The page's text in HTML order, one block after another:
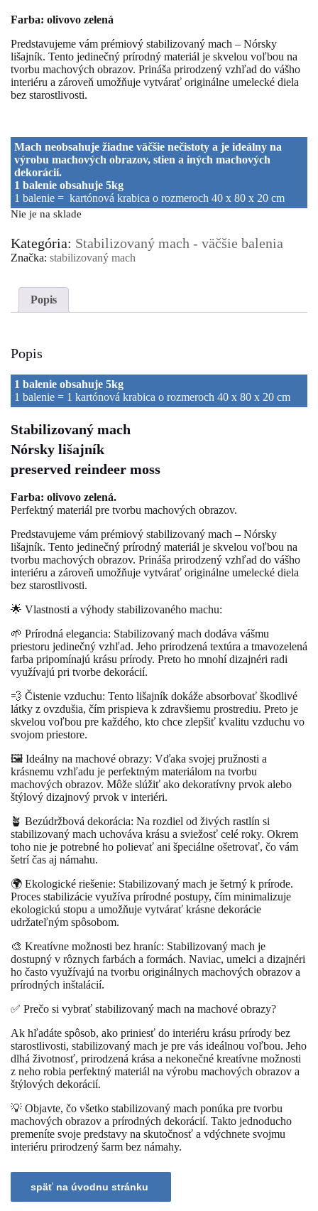
Farba: olivovo zelená
Predstavujeme vám prémiový stabilizovaný mach – Nórsky
lišajník. Tento jedinečný prírodný materiál je skvelou voľbou na
tvorbu machových obrazov. Prináša prirodzený vzhľad do vášho
interiéru a zároveň umožňuje vytvárať originálne umelecké diela
bez starostlivosti.
Mach neobsahuje žiadne väčšie nečistoty a je ideálny na
výrobu machových obrazov, stien a iných machových
dekorácií.
1 balenie obsahuje 5kg
1 balenie = kartónová krabica o rozmeroch 40 x 80 x 20 cm
Nie je na sklade
Kategória: Stabilizovaný mach - väčšie balenia
Značka: stabilizovaný mach
Popis
Popis
1 balenie obsahuje 5kg
1 balenie = 1 kartónová krabica o rozmeroch 40 x 80 x 20 cm
Stabilizovaný mach
Nórsky lišajník
preserved reindeer moss
Farba: olivovo zelená.
Perfektný materiál pre tvorbu machových obrazov.
Predstavujeme vám prémiový stabilizovaný mach – Nórsky
lišajník. Tento jedinečný prírodný materiál je skvelou voľbou na
tvorbu machových obrazov. Prináša prirodzený vzhľad do vášho
interiéru a zároveň umožňuje vytvárať originálne umelecké diela
bez starostlivosti.
🌟 Vlastnosti a výhody stabilizovaného machu:
🌱 Prírodná elegancia: Stabilizovaný mach dodáva vášmu
priestoru jedinečný vzhľad. Jeho prirodzená textúra a tmavozelená
farba pripomínajú krásu prírody. Preto ho mnohí dizajnéri radi
využívajú pri tvorbe dekorácií.
💨 Čistenie vzduchu: Tento lišajník dokáže absorbovať škodlivé
látky z ovzdušia, čím prispieva k zdravšiemu prostrediu. Preto je
skvelou voľbou pre každého, kto chce zlepšiť kvalitu vzduchu vo
svojom priestore.
🖼️ Ideálny na machové obrazy: Vďaka svojej pružnosti a
krásnemu vzhľadu je perfektným materiálom na tvorbu
machových obrazov. Môže slúžiť ako dekoratívny prvok alebo
štýlový dizajnový prvok v interiéri.
🪴 Bezúdržbová dekorácia: Na rozdiel od živých rastlín si
stabilizovaný mach uchováva krásu a sviežosť celé roky. Okrem
toho nie je potrebné ho polievať ani špeciálne ošetrovať, čo vám
šetrí čas aj námahu.
🌍 Ekologické riešenie: Stabilizovaný mach je šetrný k prírode.
Proces stabilizácie využíva prírodné postupy, čím minimalizuje
ekologickú stopu a umožňuje vytvárať krásne dekorácie
udržateľným spôsobom.
🎨 Kreatívne možnosti bez hraníc: Stabilizovaný mach je
dostupný v rôznych farbách a formách. Naviac, umelci a dizajnéri
ho často využívajú na tvorbu originálnych machových obrazov a
prírodných inštalácií.
✅ Prečo si vybrať stabilizovaný mach na machové obrazy?
Ak hľadáte spôsob, ako priniesť do interiéru krásu prírody bez
starostlivosti, stabilizovaný mach je pre vás ideálnou voľbou. Jeho
dlhá životnosť, prirodzená krása a nekonečné kreatívne možnosti
z neho robia perfektný materiál na výrobu machových obrazov a
štýlových dekorácií.
💡 Objavte, čo všetko stabilizovaný mach ponúka pre tvorbu
machových obrazov a prírodných dekorácií. Takto jednoducho
premeníte svoje predstavy na skutočnosť a vdýchnete svojmu
interiéru prirodzený šarm bez námahy.